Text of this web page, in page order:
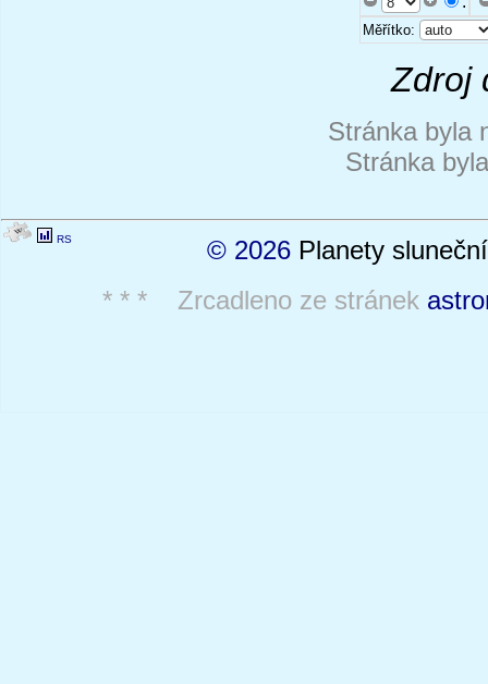
Měřítko:
Zdroj
Stránka byla
Stránka
RS © 2026 Planety
* * * Zrcadleno ze stránek